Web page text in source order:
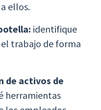
ellos.
identifique
trabajo de forma
de activos de
herramientas